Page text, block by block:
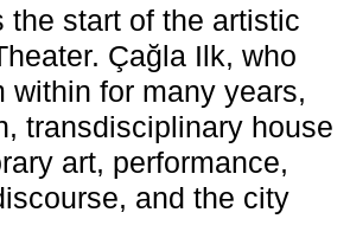
the start of the artistic
Çağla Ilk, who
within for many years,
transdisciplinary house
art, performance,
and the city